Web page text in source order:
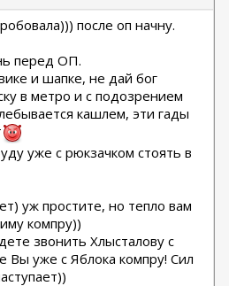
после оп начну.
перед ОП.
и шапке, не дай бог
в метро и с подозрением
кашлем, эти гады
уже с рюкзачком стоять в
уж простите, но тепло вам
компру))
звонить Хлысталову с
Вы уже с Яблока компру! Сил